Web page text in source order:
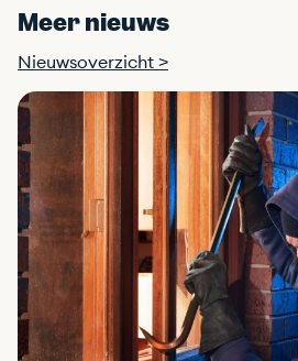
Meer nieuws
Nieuwsoverzicht >